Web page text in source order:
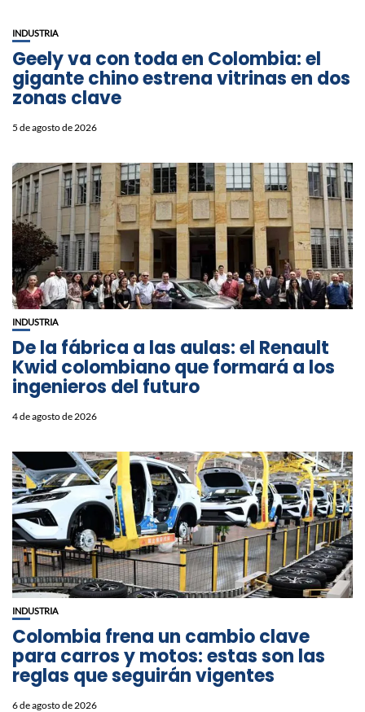
INDUSTRIA
Geely va con toda en Colombia: el
gigante chino estrena vitrinas en dos
zonas clave
5 de agosto de 2026
INDUSTRIA
De la fábrica a las aulas: el Renault
Kwid colombiano que formará a los
ingenieros del futuro
4 de agosto de 2026
INDUSTRIA
Colombia frena un cambio clave
para carros y motos: estas son las
reglas que seguirán vigentes
6 de agosto de 2026